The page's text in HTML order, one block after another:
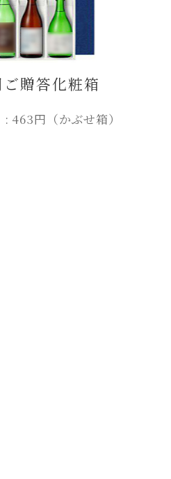
贈答化粧箱
463円（かぶせ箱）